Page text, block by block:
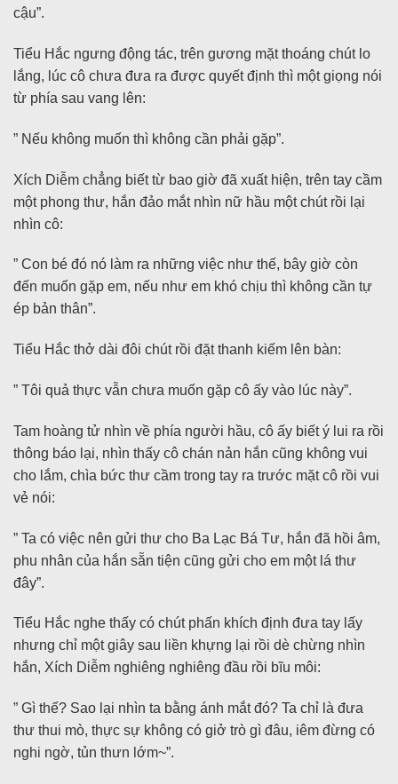
cậu”.
Tiểu Hắc ngưng động tác, trên gương mặt thoáng chút lo
lắng, lúc cô chưa đưa ra được quyết định thì một giọng nói
từ phía sau vang lên:
” Nếu không muốn thì không cần phải gặp”.
Xích Diễm chẳng biết từ bao giờ đã xuất hiện, trên tay cầm
một phong thư, hắn đảo mắt nhìn nữ hầu một chút rồi lại
nhìn cô:
” Con bé đó nó làm ra những việc như thế, bây giờ còn
đến muốn gặp em, nếu như em khó chịu thì không cần tự
ép bản thân”.
Tiểu Hắc thở dài đôi chút rồi đặt thanh kiếm lên bàn:
” Tôi quả thực vẫn chưa muốn gặp cô ấy vào lúc này”.
Tam hoàng tử nhìn về phía người hầu, cô ấy biết ý lui ra rồi
thông báo lại, nhìn thấy cô chán nản hắn cũng không vui
cho lắm, chìa bức thư cầm trong tay ra trước mặt cô rồi vui
vẻ nói:
” Ta có việc nên gửi thư cho Ba Lạc Bá Tư, hắn đã hồi âm,
phu nhân của hắn sẵn tiện cũng gửi cho em một lá thư
đây”.
Tiểu Hắc nghe thấy có chút phấn khích định đưa tay lấy
nhưng chỉ một giây sau liền khựng lại rồi dè chừng nhìn
hắn, Xích Diễm nghiêng nghiêng đầu rồi bĩu môi:
” Gì thế? Sao lại nhìn ta bằng ánh mắt đó? Ta chỉ là đưa
thư thui mò, thực sự không có giở trò gì đâu, iêm đừng có
nghi ngờ, tủn thưn lớm~”.